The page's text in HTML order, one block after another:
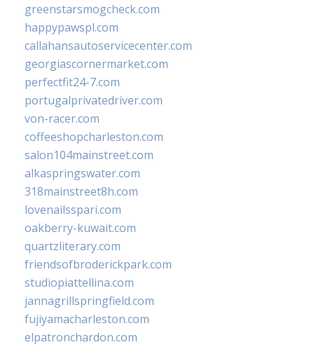
greenstarsmogcheck.com
happypawspl.com
callahansautoservicecenter.com
georgiascornermarket.com
perfectfit24-7.com
portugalprivatedriver.com
von-racer.com
coffeeshopcharleston.com
salon104mainstreet.com
alkaspringswater.com
318mainstreet8h.com
lovenailsspari.com
oakberry-kuwait.com
quartzliterary.com
friendsofbroderickpark.com
studiopiattellina.com
jannagrillspringfield.com
fujiyamacharleston.com
elpatronchardon.com